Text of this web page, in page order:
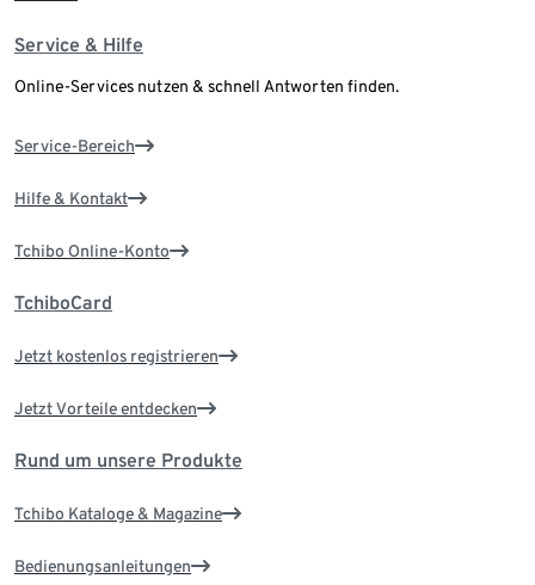
Service & Hilfe
Online-Services nutzen & schnell Antworten finden.
Service-Bereich
Hilfe & Kontakt
Tchibo Online-Konto
TchiboCard
Jetzt kostenlos registrieren
Jetzt Vorteile entdecken
Rund um unsere Produkte
Tchibo Kataloge & Magazine
Bedienungsanleitungen